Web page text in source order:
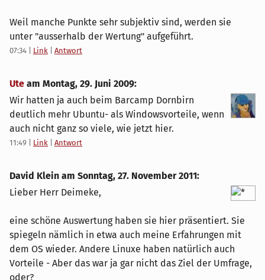
Weil manche Punkte sehr subjektiv sind, werden sie
unter "ausserhalb der Wertung" aufgeführt.
07:34 Link Antwort
Ute am Montag, 29. Juni 2009:
Wir hatten ja auch beim Barcamp Dornbirn
deutlich mehr Ubuntu- als Windowsvorteile, wenn
auch nicht ganz so viele, wie jetzt hier.
11:49 Link Antwort
David Klein am Sonntag, 27. November 2011:
Lieber Herr Deimeke,
eine schöne Auswertung haben sie hier präsentiert. Sie
spiegeln nämlich in etwa auch meine Erfahrungen mit
dem OS wieder. Andere Linuxe haben natürlich auch
Vorteile - Aber das war ja gar nicht das Ziel der Umfrage,
oder?